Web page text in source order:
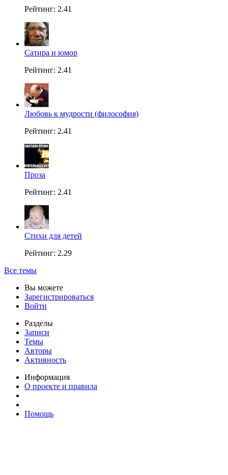
Рейтинг: 2.41
Сатира и юмор
Рейтинг: 2.41
Любовь к мудрости (философия)
Рейтинг: 2.41
Проза
Рейтинг: 2.41
Стихи для детей
Рейтинг: 2.29
Все темы
Вы можете
Зарегистрироваться
Войти
Разделы
Записи
Темы
Авторы
Активность
Информация
О проекте и правила
Помощь